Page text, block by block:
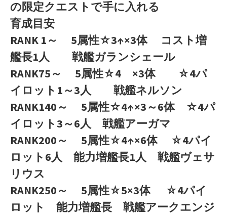
の限定クエストで手に入れる
育成目安
RANK 1～ 5属性☆3↑×3体 コスト増
艦長1人 戦艦ガランシェール
RANK75～ 5属性☆4 ×3体 ☆4パ
イロット1～3人 戦艦ネルソン
RANK140～ 5属性☆4↑×3～6体 ☆4パ
イロット3～6人 戦艦アーガマ
RANK200～ 5属性☆4↑×6体 ☆4パイ
ロット6人 能力増艦長1人 戦艦ヴェサ
リウス
RANK250～ 5属性☆5×3体 ☆4パイ
ロット 能力増艦長 戦艦アークエンジ